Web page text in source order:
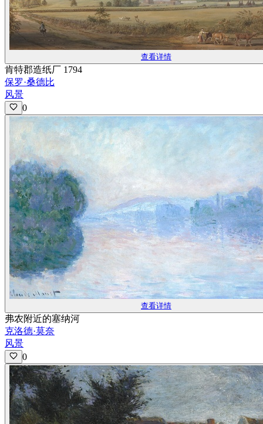
查看详情
肯特郡造纸厂 1794
保罗·桑德比
风景
0
查看详情
弗农附近的塞纳河
克洛德·莫奈
风景
0